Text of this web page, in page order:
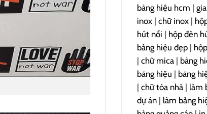
bảng hiệu hcm |
inox| chữ inox|
hút nổi | hộp đèn
bảng hiệu đẹp|
| chữ mica| bảng
bảng hiệu | bảng
| chữ tòa nhà| làm
dự án| làm bảng